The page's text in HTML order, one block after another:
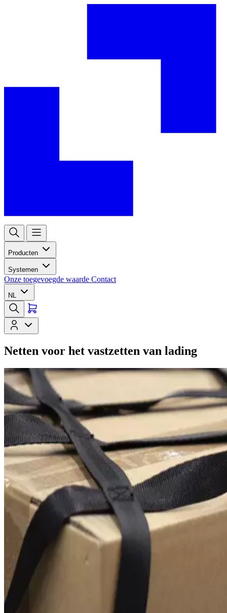
Producten
Systemen
Onze toegevoegde waarde Contact
NL
Netten voor het vastzetten van lading